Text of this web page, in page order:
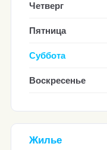
Четверг
Пятница
Суббота
Воскресенье
Жилье